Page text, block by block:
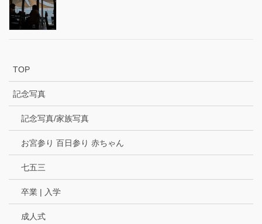
TOP
記念写真
記念写真/家族写真
お宮参り 百日参り 赤ちゃん
七五三
卒業 | 入学
成人式